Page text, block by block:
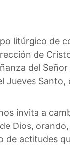
litúrgico de
de
del
Jueves
invita a
Dios,
de actitudes